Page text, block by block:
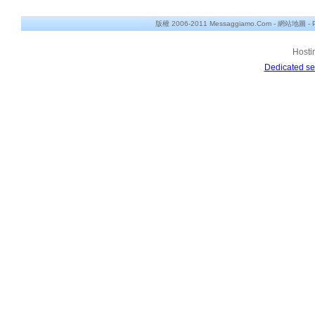
版權 2006-2011 Messaggiamo.Com - 網站地圖 -
Dedicated